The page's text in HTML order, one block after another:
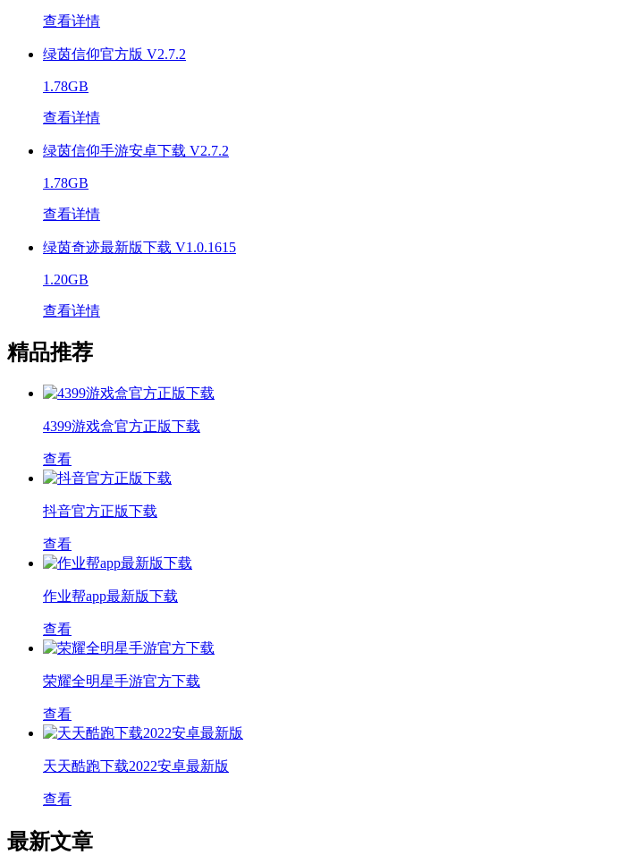
查看详情
绿茵信仰官方版 V2.7.2
1.78GB
查看详情
绿茵信仰手游安卓下载 V2.7.2
1.78GB
查看详情
绿茵奇迹最新版下载 V1.0.1615
1.20GB
查看详情
精品推荐
4399游戏盒官方正版下载
查看
抖音官方正版下载
查看
作业帮app最新版下载
查看
荣耀全明星手游官方下载
查看
天天酷跑下载2022安卓最新版
查看
最新文章